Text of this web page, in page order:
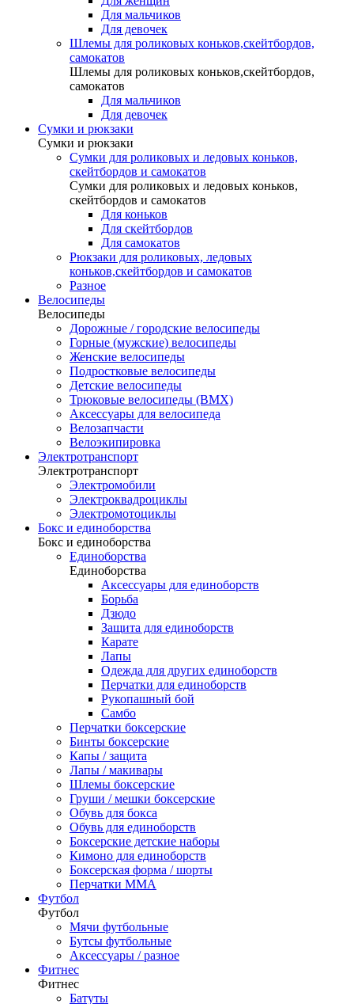
Для мальчиков
Для девочек
Шлемы для роликовых коньков,скейтбордов,
самокатов
Шлемы для роликовых коньков,скейтбордов,
самокатов
Для мальчиков
Для девочек
Сумки и рюкзаки
Сумки и рюкзаки
Сумки для роликовых и ледовых коньков,
скейтбордов и самокатов
Сумки для роликовых и ледовых коньков,
скейтбордов и самокатов
Для коньков
Для скейтбордов
Для самокатов
Рюкзаки для роликовых, ледовых
коньков,скейтбордов и самокатов
Разное
Велосипеды
Велосипеды
Дорожные / городские велосипеды
Горные (мужские) велосипеды
Женские велосипеды
Подростковые велосипеды
Детские велосипеды
Трюковые велосипеды (BMX)
Аксессуары для велосипеда
Велозапчасти
Велоэкипировка
Электротранспорт
Электротранспорт
Электромобили
Электроквадроциклы
Электромотоциклы
Бокс и единоборства
Бокс и единоборства
Единоборства
Единоборства
Аксессуары для единоборств
Борьба
Дзюдо
Защита для единоборств
Карате
Лапы
Одежда для других единоборств
Перчатки для единоборств
Рукопашный бой
Самбо
Перчатки боксерские
Бинты боксерские
Капы / защита
Лапы / макивары
Шлемы боксерские
Груши / мешки боксерские
Обувь для бокса
Обувь для единоборств
Боксерские детские наборы
Кимоно для единоборств
Боксерская форма / шорты
Перчатки ММА
Футбол
Футбол
Мячи футбольные
Бутсы футбольные
Аксессуары / разное
Фитнес
Фитнес
Батуты